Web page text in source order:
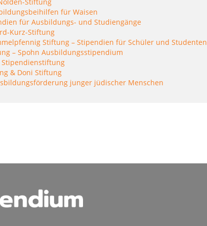
für Waisen
für Ausbildungs- und Studiengänge
Kurz-Stiftung
Stiftung – Stipendien für Schüler und Studenten
– Spohn Ausbildungsstipendium
Stipendienstiftung
& Doni Stiftung
junger jüdischer Menschen